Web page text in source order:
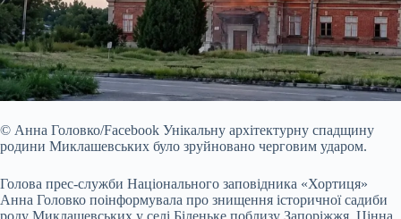
© Анна Головко/Facebook Унікальну архітектурну спадщину
родини Миклашевських було зруйновано черговим ударом.
Голова прес-служби Національного заповідника «Хортиця»
Анна Головко поінформувала про знищення історичної садиби